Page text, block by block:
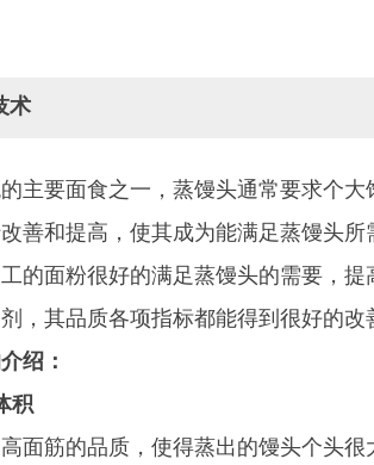
术
要面食之一，蒸馒头通常要求个大
善和提高，使其成为能满足蒸馒头所
面粉很好的满足蒸馒头的需要，提
，其品质各项指标都能得到很好的
绍：
积
筋的品质，使得蒸出的馒头个头很